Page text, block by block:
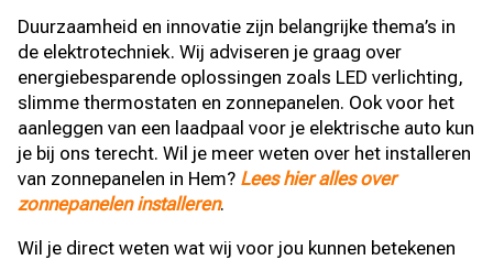
Duurzaamheid en innovatie zijn belangrijke thema’s in
de elektrotechniek. Wij adviseren je graag over
energiebesparende oplossingen zoals LED verlichting,
slimme thermostaten en zonnepanelen. Ook voor het
aanleggen van een laadpaal voor je elektrische auto kun
je bij ons terecht. Wil je meer weten over het installeren
van zonnepanelen in Hem? Lees hier alles over
zonnepanelen installeren.
Wil je direct weten wat wij voor jou kunnen betekenen